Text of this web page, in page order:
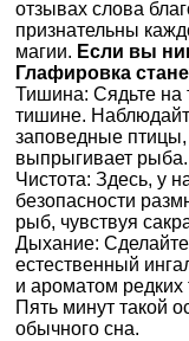
отзывах слова
признательны
магии. Если вы
Глафировка
Тишина: Сядьте на
тишине.
заповедные птицы,
выпрыгивает рыба.
Чистота: Здесь, у
безопасности
рыб, чувствуя
Дыхание:
естественный
и ароматом редких
Пять минут такой
обычного сна.